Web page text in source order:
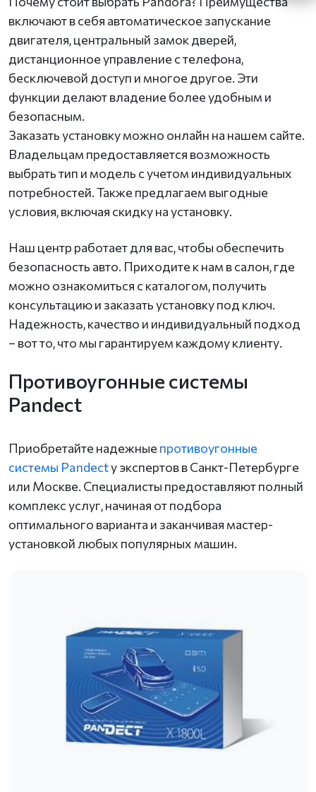
включают в себя автоматическое запускание
двигателя, центральный замок дверей,
дистанционное управление с телефона,
бесключевой доступ и многое другое. Эти
функции делают владение более удобным и
безопасным.
Заказать установку можно онлайн на нашем сайте.
Владельцам предоставляется возможность
выбрать тип и модель с учетом индивидуальных
потребностей. Также предлагаем выгодные
условия, включая скидку на установку.
Наш центр работает для вас, чтобы обеспечить
безопасность авто. Приходите к нам в салон, где
можно ознакомиться с каталогом, получить
консультацию и заказать установку под ключ.
Надежность, качество и индивидуальный подход
– вот то, что мы гарантируем каждому клиенту.
Противоугонные системы
Pandect
Приобретайте надежные противоугонные
системы Pandectу экспертов в Санкт-Петербурге
или Москве. Специалисты предоставляют полный
комплекс услуг, начиная от подбора
оптимального варианта и заканчивая мастер-
установкой любых популярных машин.